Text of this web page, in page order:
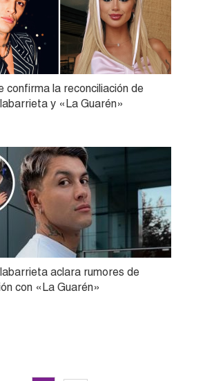
confirma la reconciliación de
y «La Guarén»
aclara rumores de
con «La Guarén»